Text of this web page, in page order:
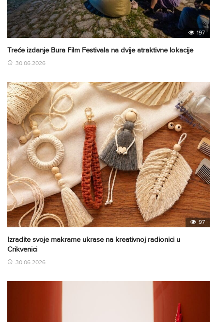
197
Treće izdanje Bura Film Festivala na dvije atraktivne lokacije
30.06.2026
97
Izradite svoje makrame ukrase na kreativnoj radionici u
Crikvenici
30.06.2026